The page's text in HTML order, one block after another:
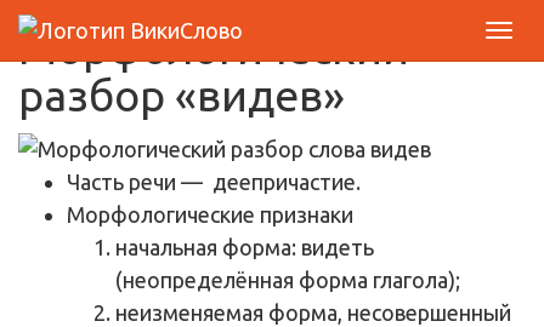
Морфологический
разбор «видев»
Часть речи — деепричастие.
Морфологические признаки
начальная форма: видеть
(неопределённая форма глагола);
неизменяемая форма, несовершенный